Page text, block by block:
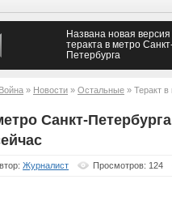
Названа новая версия
теракта в метро
Петербурга
» Новости » Остальные » Теракт в
Санкт-
Журналист Просмотров: 124